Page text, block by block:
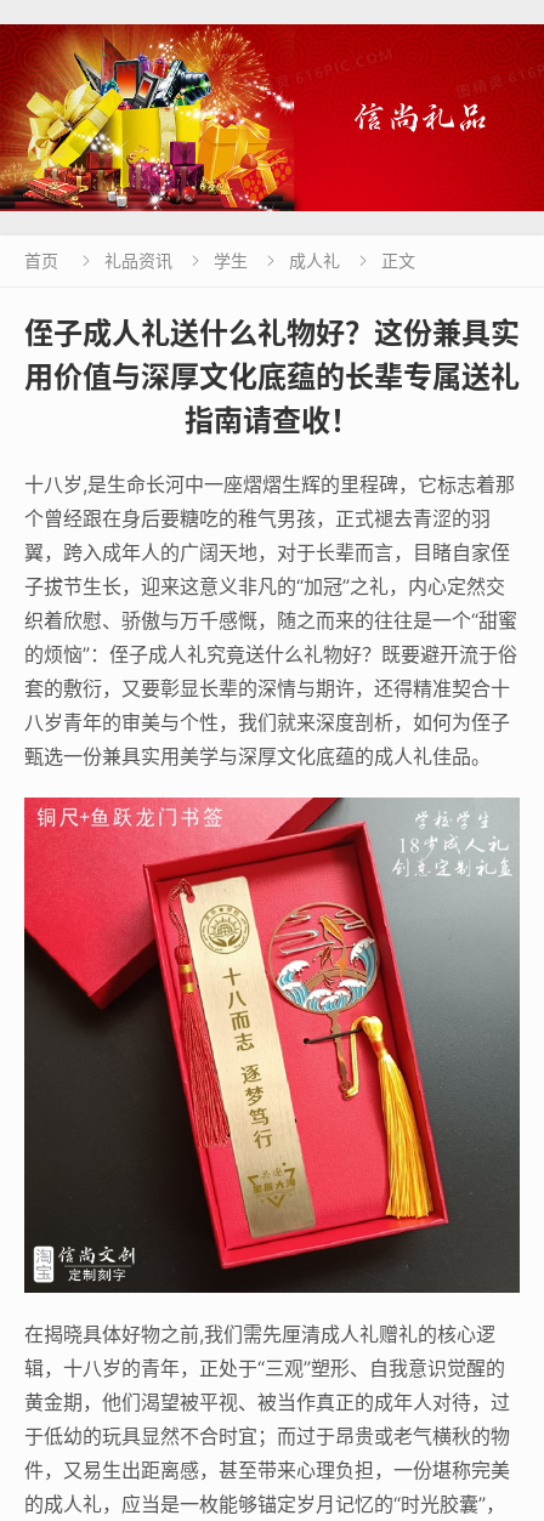
首页  礼品资讯  学生  成人礼  正文
侄子成人礼送什么礼物好？这份兼具实
用价值与深厚文化底蕴的长辈专属送礼
指南请查收！
十八岁,是生命长河中一座熠熠生辉的里程碑，它标志着那
个曾经跟在身后要糖吃的稚气男孩，正式褪去青涩的羽
翼，跨入成年人的广阔天地，对于长辈而言，目睹自家侄
子拔节生长，迎来这意义非凡的“加冠”之礼，内心定然交
织着欣慰、骄傲与万千感慨，随之而来的往往是一个“甜蜜
的烦恼”：侄子成人礼究竟送什么礼物好？既要避开流于俗
套的敷衍，又要彰显长辈的深情与期许，还得精准契合十
八岁青年的审美与个性，我们就来深度剖析，如何为侄子
甄选一份兼具实用美学与深厚文化底蕴的成人礼佳品。
在揭晓具体好物之前,我们需先厘清成人礼赠礼的核心逻
辑，十八岁的青年，正处于“三观”塑形、自我意识觉醒的
黄金期，他们渴望被平视、被当作真正的成年人对待，过
于低幼的玩具显然不合时宜；而过于昂贵或老气横秋的物
件，又易生出距离感，甚至带来心理负担，一份堪称完美
的成人礼，应当是一枚能够锚定岁月记忆的“时光胶囊”，